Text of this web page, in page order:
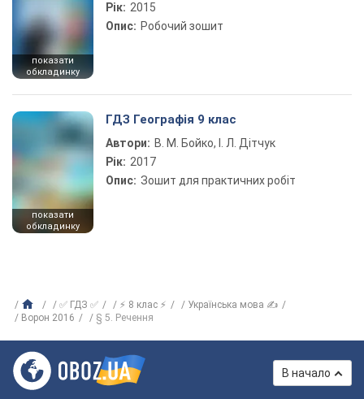
показати
обкладинку
Рік: 2015
Опис: Робочий зошит
показати
обкладинку
ГДЗ Географія 9 клас
Автори: В. М. Бойко, І. Л. Дітчук
Рік: 2017
Опис: Зошит для практичних робіт
✅ ГДЗ ✅ ⚡ 8 клас ⚡
Українська мова ✍
Ворон 2016
§ 5. Речення
В начало